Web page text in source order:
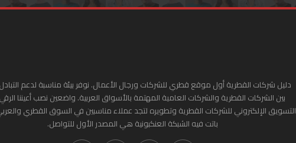
دليل شركات القطرية أول موقع قطري للشركات ورجال الأعمال. نوفر بيئة مناسبة لدعم
بين الشركات القطرية والشركات العامية المهتمة بالأسواق العربية. واضعين نصب أعيننا
التسويق الإلكتروني للشركات القطرية وتطويره لتجد عملاء مناسبين في السوق القطري
باتت فيه الشبكة العنكبونية هي المصدر الأول للتواصل.